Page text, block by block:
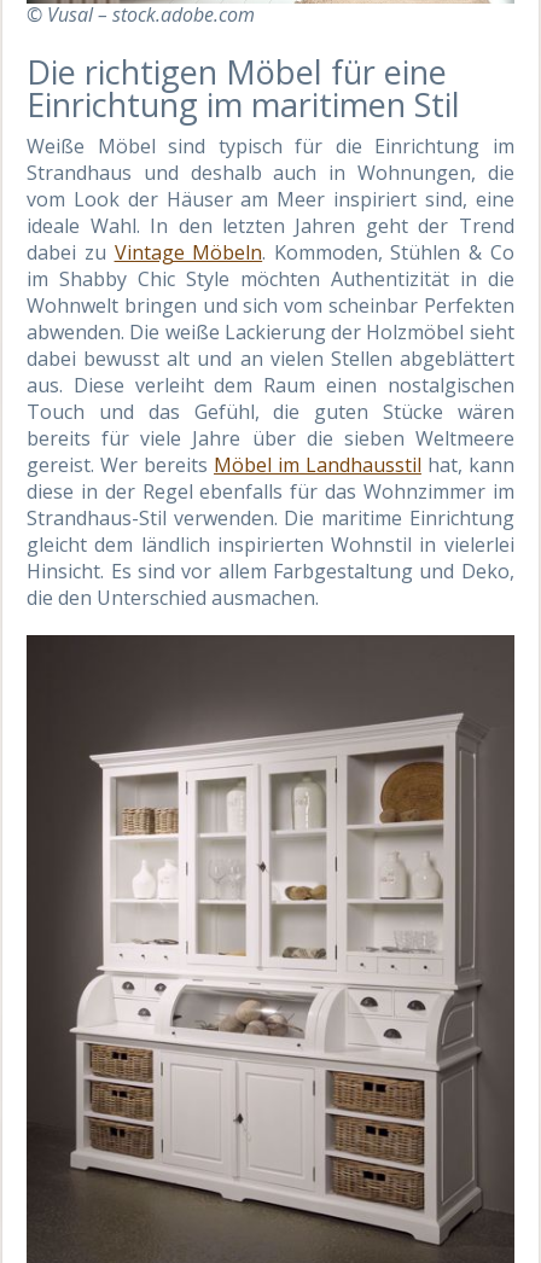
© Vusal – stock.adobe.com
Die richtigen Möbel für eine
Einrichtung im maritimen Stil
Weiße Möbel sind typisch für die Einrichtung im
Strandhaus und deshalb auch in Wohnungen, die
vom Look der Häuser am Meer inspiriert sind, eine
ideale Wahl. In den letzten Jahren geht der Trend
dabei zu Vintage Möbeln. Kommoden, Stühlen & Co
im Shabby Chic Style möchten Authentizität in die
Wohnwelt bringen und sich vom scheinbar Perfekten
abwenden. Die weiße Lackierung der Holzmöbel sieht
dabei bewusst alt und an vielen Stellen abgeblättert
aus. Diese verleiht dem Raum einen nostalgischen
Touch und das Gefühl, die guten Stücke wären
bereits für viele Jahre über die sieben Weltmeere
gereist. Wer bereits Möbel im Landhausstil hat, kann
diese in der Regel ebenfalls für das Wohnzimmer im
Strandhaus-Stil verwenden. Die maritime Einrichtung
gleicht dem ländlich inspirierten Wohnstil in vielerlei
Hinsicht. Es sind vor allem Farbgestaltung und Deko,
die den Unterschied ausmachen.